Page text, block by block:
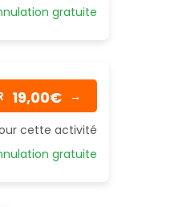
gratuite
19,00€ →
cette activité
gratuite